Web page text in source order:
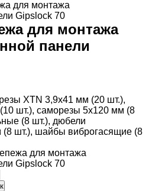
для монтажа
панели
XTN 3,9х41 мм (20 шт.),
шт.), саморезы 5х120 мм (8
(8 шт.), дюбели
шт.), шайбы виброгасящие (8
для монтажа
Gipslock 70